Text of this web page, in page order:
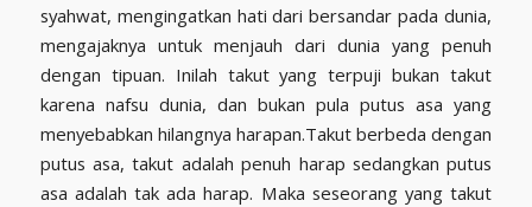
syahwat, mengingatkan hati dari bersandar pada dunia,
mengajaknya untuk menjauh dari dunia yang penuh
dengan tipuan. Inilah takut yang terpuji bukan takut
karena nafsu dunia, dan bukan pula putus asa yang
menyebabkan hilangnya harapan.Takut berbeda dengan
putus asa, takut adalah penuh harap sedangkan putus
asa adalah tak ada harap. Maka seseorang yang takut